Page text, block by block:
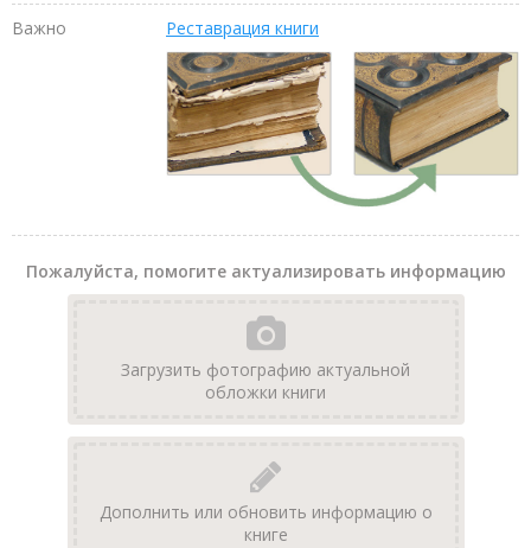
Важно Реставрация книги
Пожалуйста, помогите актуализировать информацию
Загрузить фотографию актуальной
обложки книги
Дополнить или обновить информацию о
книге